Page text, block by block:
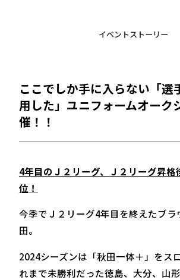
イベントストーリー
ここでしか手に入らない「選
用した」ユニフォームオーク
催！！
4年目のＪ２リーグ、Ｊ２リーグ昇格
位！
今季でＪ２リーグ4年目を終えたブラ
田。
2024シーズンは「秋田一体＋」をス
れまで未勝利だった徳島、大分、山